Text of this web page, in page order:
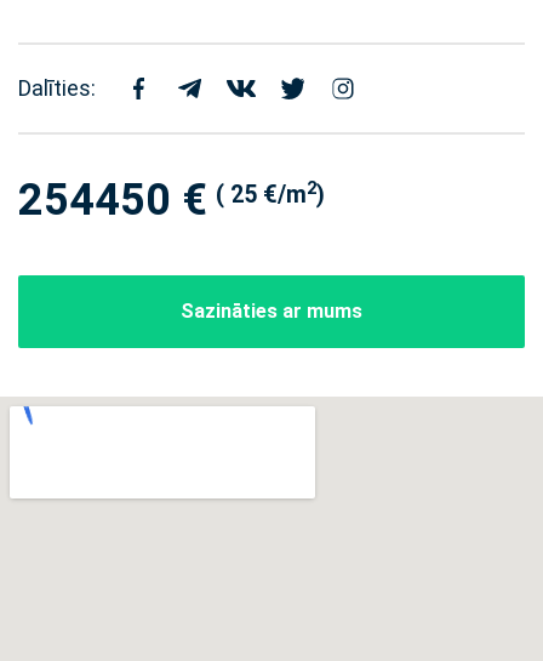
Dalīties:
254450 € ( 25 €/m2)
Sazināties ar mums